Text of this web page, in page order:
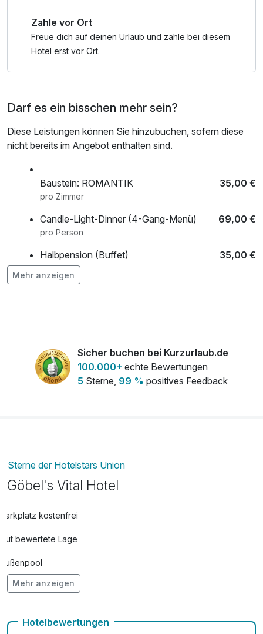
Die harmonische Verbindung hochwertiger, natürlicher
Materialien mit den Elementen Feuer, Erde, Luft und Wasser
schafft eine wohltuende Atmosphäre der Ruhe, Balance
Aufenthalts stehen Ihnen selbstverständlich ein
Verfügung – für unbeschwerte Wellnessmomente von
Anfang bis Ende.
Zahle vor Ort
Freue dich auf deinen Urlaub und zahle bei diesem
Hotel erst vor Ort.
Darf es ein bisschen mehr sein?
Diese Leistungen können Sie hinzubuchen, sofern diese
nicht bereits im Angebot enthalten sind.
Baustein: ROMANTIK 35,00 €
pro Zimmer
Candle-Light-Dinner (4-Gang-Menü) 69,00 €
pro Person
Halbpension (Buffet) 35,00 €
pro Person
SPA Verlängerung (Wellness am
20,00 €
Mehr anzeigen
Sicher buchen bei Kurzurlaub.de
100.000+ echte Bewertungen
5 Sterne, 99 % positives Feedback
Sterne der Hotelstars Union
Göbel's Vital Hotel
Parkplatz kostenfrei
Gut bewertete Lage
Außenpool
Vielseitiger Wellnessbereich
Mehr anzeigen
Hotelbewertungen